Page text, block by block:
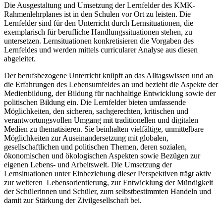
Die Ausgestaltung und Umsetzung der Lernfelder des KMK-
Rahmenlehrplanes ist in den Schulen vor Ort zu leisten. Die
Lernfelder sind für den Unterricht durch Lernsituationen, die
exemplarisch für berufliche Handlungssituationen stehen, zu
untersetzen. Lernsituationen konkretisieren die Vorgaben des
Lernfeldes und werden mittels curricularer Analyse aus diesen
abgeleitet.
Der berufsbezogene Unterricht knüpft an das Alltagswissen und an
die Erfahrungen des Lebensumfeldes an und bezieht die Aspekte der
Medienbildung, der Bildung für nachhaltige Entwicklung sowie der
politischen Bildung ein. Die Lernfelder bieten umfassende
Möglichkeiten, den sicheren, sachgerechten, kritischen und
verantwortungsvollen Umgang mit traditionellen und digitalen
Medien zu thematisieren. Sie beinhalten vielfältige, unmittelbare
Möglichkeiten zur Auseinandersetzung mit globalen,
gesellschaftlichen und politischen Themen, deren sozialen,
ökonomischen und ökologischen Aspekten sowie Bezügen zur
eigenen Lebens- und Arbeitswelt. Die Umsetzung der
Lernsituationen unter Einbeziehung dieser Perspektiven trägt aktiv
zur weiteren Lebensorientierung, zur Entwicklung der Mündigkeit
der Schülerinnen und Schüler, zum selbstbestimmten Handeln und
damit zur Stärkung der Zivilgesellschaft bei.